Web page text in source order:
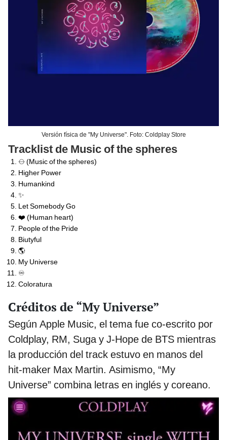
Versión física de "My Universe". Foto: Coldplay Store
Tracklist de Music of the spheres
⦵ (Music of the spheres)
Higher Power
Humankind
✨
Let Somebody Go
❤️ (Human heart)
People of the Pride
Biutyful
🌎
My Universe
♾
Coloratura
Créditos de “My Universe”
Según Apple Music, el tema fue co-escrito por
Coldplay, RM, Suga y J-Hope de BTS mientras
la producción del track estuvo en manos del
hit-maker Max Martin. Asimismo, “My
Universe” combina letras en inglés y coreano.